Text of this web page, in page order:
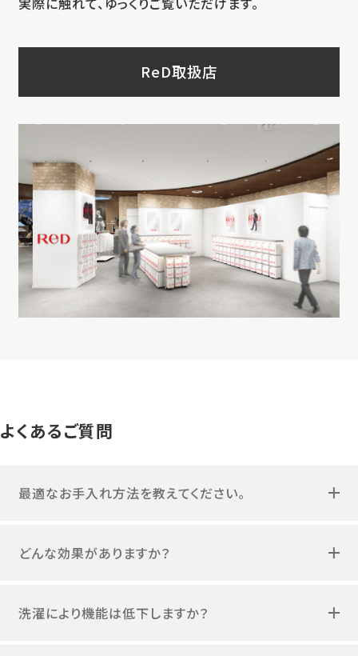
ReD取扱店
よくあるご質問
最適なお手入れ方法を教えてください。
どんな効果がありますか？
洗濯により機能は低下しますか？